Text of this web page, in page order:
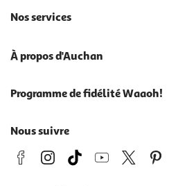
Nos services
À propos d'Auchan
Programme de fidélité Waaoh!
Nous suivre